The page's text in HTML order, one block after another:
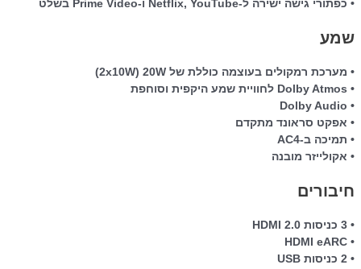
• כפתורי גישה ישירה ל-Netflix, YouTube ו-Prime Video בשלט
שמע
• מערכת רמקולים בעוצמה כוללת של 20W ‏(2x10W)
• Dolby Atmos לחוויית שמע היקפית וסוחפת
• Dolby Audio
• אפקט סראונד מתקדם
• תמיכה ב-AC4
• אקולייזר מובנה
חיבורים
• 3 כניסות HDMI 2.0
• HDMI eARC
• 2 כניסות USB